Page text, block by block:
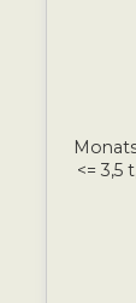
<= 3,5